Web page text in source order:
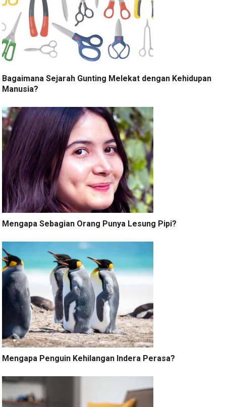
Bagaimana Sejarah Gunting Melekat dengan Kehidupan
Manusia?
Mengapa Sebagian Orang Punya Lesung Pipi?
Mengapa Penguin Kehilangan Indera Perasa?